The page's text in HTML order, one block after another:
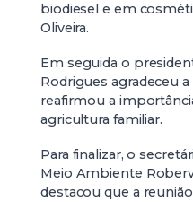
biodiesel e em
Oliveira.
Em seguida o
Rodrigues agradeceu
reafirmou a
agricultura familiar.
Para finalizar, o
Meio Ambiente
destacou que a